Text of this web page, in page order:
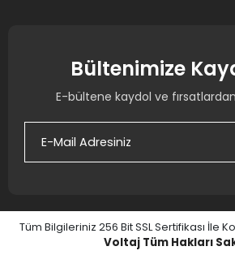
Bültenimize
E-bültene kaydol ve
Tüm Bilgileriniz 256 Bit SSL Sertifikası İle
Voltaj Tüm Hakları